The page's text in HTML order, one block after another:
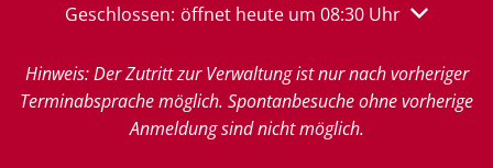
Klicken, um weitere Öffnungs- oder Schließzeiten
Geschlossen: öffnet heute um 08:30 Uhr
Hinweis: Der Zutritt zur Verwaltung ist nur nach vorheriger
Terminabsprache möglich. Spontanbesuche ohne vorherige
Anmeldung sind nicht möglich.